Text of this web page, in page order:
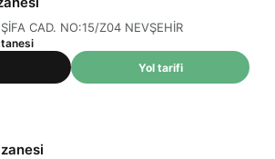
CAD. NO:15/Z04 NEVŞEHİR
Yol tarifi